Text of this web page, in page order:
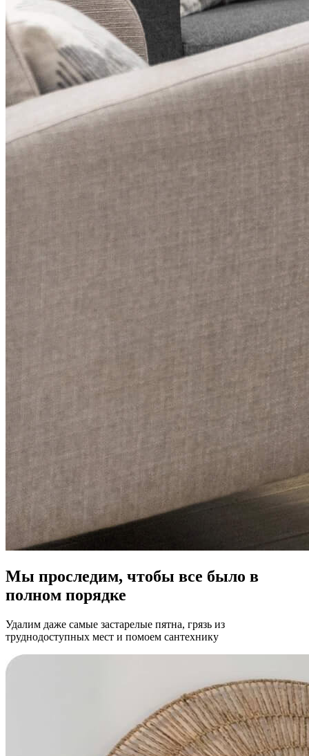
Мы проследим, чтобы все было в
полном порядке
Удалим даже самые застарелые пятна, грязь из
труднодоступных мест и помоем сантехнику